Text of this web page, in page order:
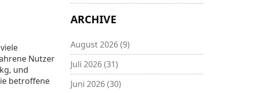
Nutzer
und
betroffene
ARCHIVE
August 2026(9)
Juli 2026(31)
Juni 2026(30)